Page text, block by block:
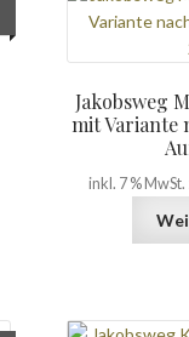
Jakobsweg
mit Variante
inkl. 7 % MwSt.